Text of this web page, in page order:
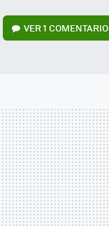
VER1 COMENTARIO